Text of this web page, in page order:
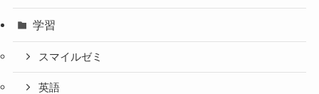
学習
スマイルゼミ
英語